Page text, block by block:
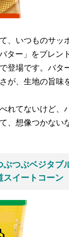
、いつものサッ
ター」をブレン
登場です。バタ
が、生地の旨味
れてないけど、
、想像つかな
つぶベジタブ
スイートコーン